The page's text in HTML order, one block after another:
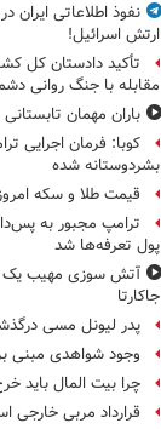
نفوذ اطلاعاتی ایران
ارتش اسرائیل!
تأکید دادستان کل
مقابله با جنگ روانی
باران مهمان
کوبا: فرمان اجرایی
بشردوستانه شده
قیمت طلا و سکه امروز ۱۴۰۵/۰۵/
پول تعرفه‌ها شد
جاکارتا
پدر لیونل مسی
وجود شواهدی مبنی بر
چرا بیت المال باید
قرارداد مربی خارجی